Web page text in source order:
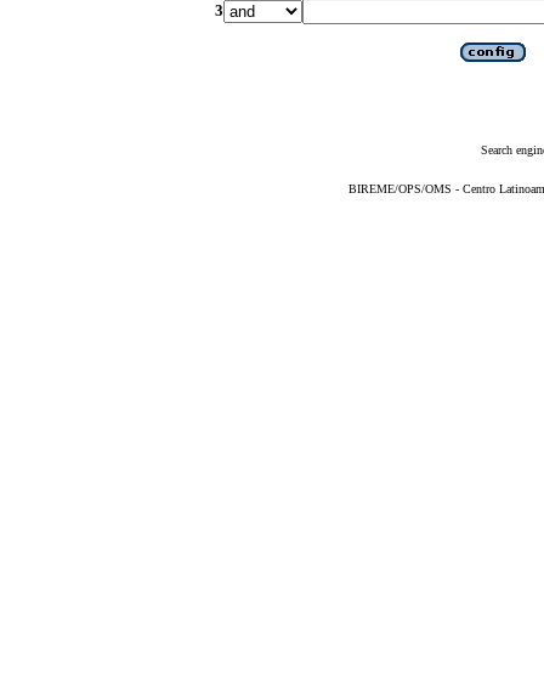
3
Search
BIREME/OPS/OMS - Centro